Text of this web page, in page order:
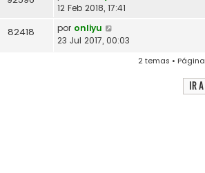
12 Feb 2018, 17:41
82418 por onliyu
23 Jul 2017, 00:03
2 temas • Página
Ir a